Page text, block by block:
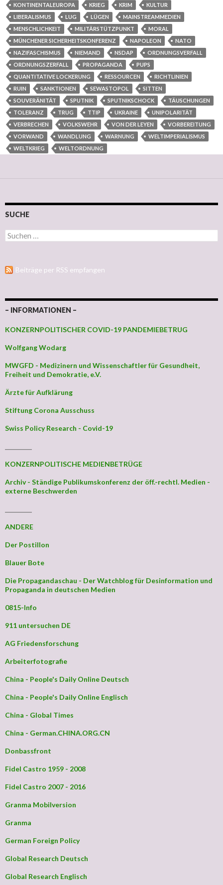
KONTINENTALEUROPA
KRIEG KRIM
KULTUR
LIBERALISMUS
LUG LÜGEN
MAINSTREAMMEDIEN
MENSCHLICHKEIT
MILITÄRSTÜTZPUNKT
MORAL
MÜNCHENER SICHERHEITSKONFERENZ
NAPOLEON
NATO
NAZIFASCHISMUS
NIEMAND NSDAP
ORDNUNGSVERFALL
ORDNUNGSZERFALL
PROPAGANDA
PUPS
QUANTITATIVE LOCKERUNG
RESSOURCEN
RICHTLINIEN
RUIN
SANKTIONEN SEWASTOPOL
SITTEN
SOUVERÄNITÄT
SPUTNIK SPUTNIKSCHOCK
TÄUSCHUNGEN
TOLERANZ
TRUG TTIP UKRAINE
UNIPOLARITÄT
VERBRECHEN
VOLKSWEHR VON DER LEYEN
VORBEREITUNG
VORWAND
WANDLUNG WARNUNG
WELTIMPERIALISMUS
WELTKRIEG
WELTORDNUNG
SUCHE
Suchen nach:
Beiträge per RSS empfangen
– INFORMATIONEN –
KONZERNPOLITISCHER COVID-19 PANDEMIEBETRUG
Wolfgang Wodarg
MWGFD - Medizinern und Wissenschaftler für Gesundheit,
Freiheit und Demokratie, e.V.
Ärzte für Aufklärung
Stiftung Corona Ausschuss
Swiss Policy Research - Covid-19
KONZERNPOLITISCHE MEDIENBETRÜGE
Archiv - Ständige Publikumskonferenz der öff.-rechtl. Medien -
externe Beschwerden
ANDERE
Der Postillon
Blauer Bote
Die Propagandaschau - Der Watchblog für Desinformation und
Propaganda in deutschen Medien
0815-Info
911 untersuchen DE
AG Friedensforschung
Arbeiterfotografie
China - People's Daily Online Deutsch
China - People's Daily Online Englisch
China - Global Times
China - German.CHINA.ORG.CN
Donbassfront
Fidel Castro 1959 - 2008
Fidel Castro 2007 - 2016
Granma Mobilversion
Granma
German Foreign Policy
Global Research Deutsch
Global Research Englisch